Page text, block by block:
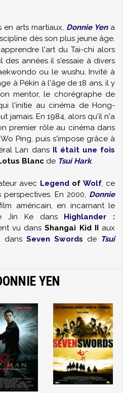
en arts martiaux, Donnie Yena
dès son plus jeune âge.
l'art du Tai-chi alors
années il s'essaie à divers
ou le wushu. Invité à
à Pékin à l'âge de 18 ans, il y
mentor, le chorégraphe de
l'initie au cinéma de Hong-
jamais. En 1984, alors qu'il n'a
premier rôle au cinéma dans
Ping, puis s'impose grâce à
Lan dans Il était une fois
Blanc de Tsui Hark.
avec Legendof Wolf, ce
En 2000, Donnie
américain, en incarnant le
Jin Ke dans
Highlander :
vu dansShangai Kid II aux
dans Seven Swords de Tsui
YEN